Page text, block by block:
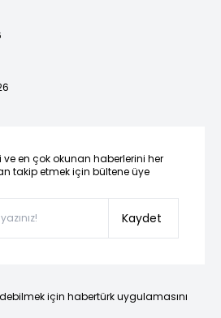
en çok okunan haberlerini her
takip etmek için bültene üye
Kaydet
için habertürk uygulamasını